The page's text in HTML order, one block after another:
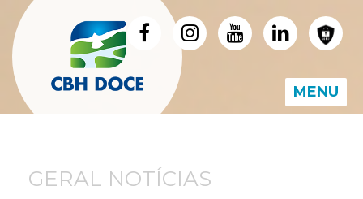
MENU
GERAL NOTÍCIAS